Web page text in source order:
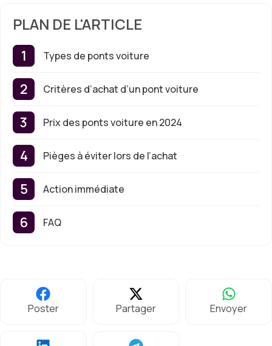
PLAN DE L'ARTICLE
Types de ponts voiture
Critères d’achat d’un pont voiture
Prix des ponts voiture en 2024
Pièges à éviter lors de l’achat
Action immédiate
FAQ
Poster Partager Envoyer